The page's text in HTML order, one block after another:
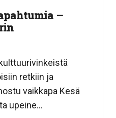
–
retkiin ja
vaikkapa Kesä
upeine...